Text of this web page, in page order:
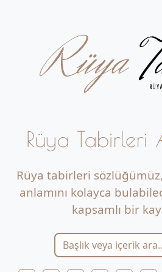
Rüya Tabirleri
Rüya tabirleri
anlamını kolayca
kapsamlı bir